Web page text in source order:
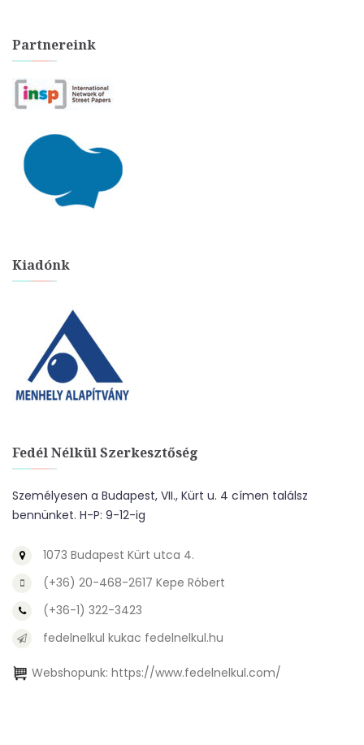
Partnereink
Kiadónk
Fedél Nélkül Szerkesztőség
Személyesen a Budapest, VII., Kürt u. 4 címen találsz
bennünket. H-P: 9-12-ig
1073 Budapest Kürt utca 4.
(+36) 20-468-2617 Kepe Róbert
(+36-1) 322-3423
fedelnelkul kukac fedelnelkul.hu
Webshopunk: https://www.fedelnelkul.com/